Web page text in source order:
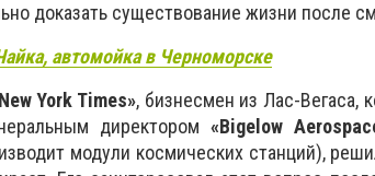
доказать существование жизни после
автомойка в Черноморске
York Times», бизнесмен из Лас-Вегаса,
директором «Bigelow
модули космических станций),